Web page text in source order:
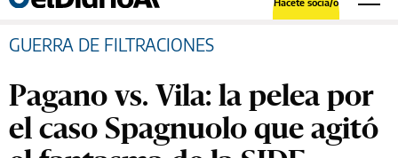
GUERRA DE FILTRACIONES
Pagano vs. Vila: la pelea por
el caso Spagnuolo que agitó